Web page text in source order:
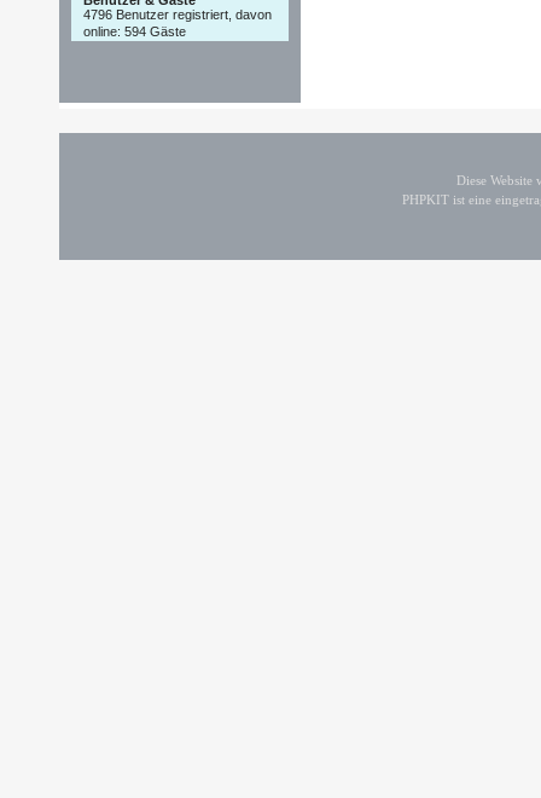
4796 Benutzer registriert, davon
online: 594 Gäste
Diese
PHPKIT ist eine